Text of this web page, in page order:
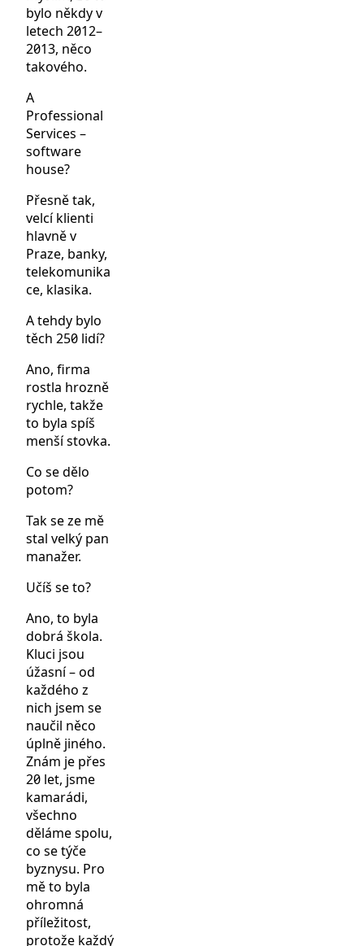
bylo někdy v
letech 2012–
2013, něco
takového.
A
Professional
Services –
software
house?
Přesně tak,
velcí klienti
hlavně v
Praze, banky,
telekomunika
ce, klasika.
A tehdy bylo
těch 250 lidí?
Ano, firma
rostla hrozně
rychle, takže
to byla spíš
menší stovka.
Co se dělo
potom?
Tak se ze mě
stal velký pan
manažer.
Učíš se to?
Ano, to byla
dobrá škola.
Kluci jsou
úžasní – od
každého z
nich jsem se
naučil něco
úplně jiného.
Znám je přes
20 let, jsme
kamarádi,
všechno
děláme spolu,
co se týče
byznysu. Pro
mě to byla
ohromná
příležitost,
protože každý